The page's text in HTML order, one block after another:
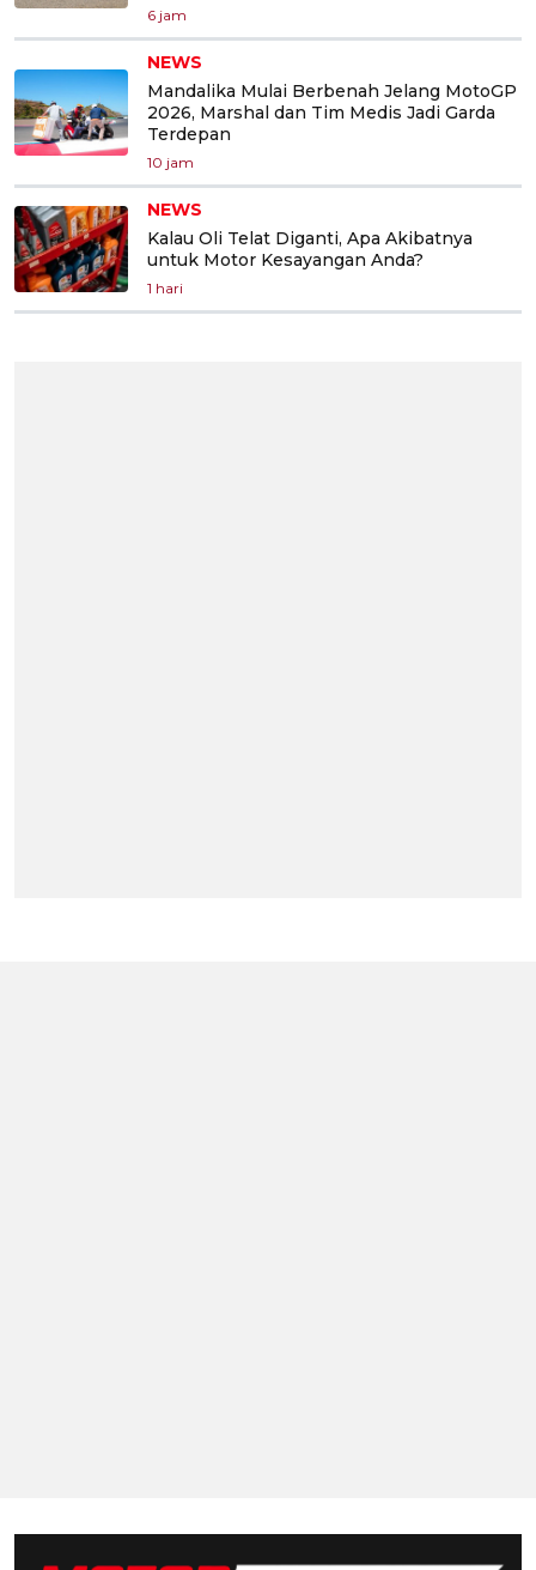
6 jam
NEWS
Mandalika Mulai Berbenah Jelang MotoGP
2026, Marshal dan Tim Medis Jadi Garda
Terdepan
10 jam
NEWS
Kalau Oli Telat Diganti, Apa Akibatnya
untuk Motor Kesayangan Anda?
1 hari